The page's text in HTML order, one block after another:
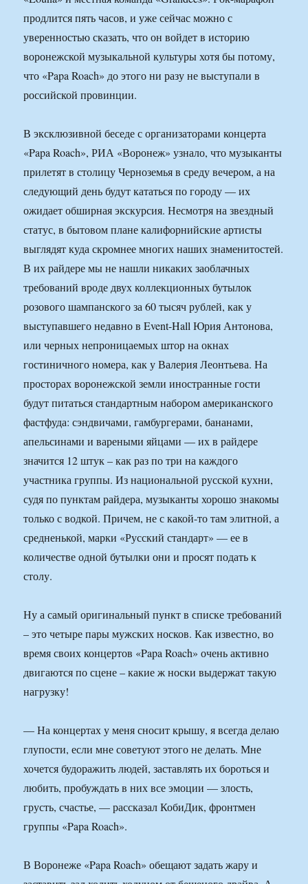
продлится пять часов, и уже сейчас можно с
уверенностью сказать, что он войдет в историю
воронежской музыкальной культуры хотя бы потому,
что «Papa Roach» до этого ни разу не выступали в
российской провинции.
В эксклюзивной беседе с организаторами концерта
«Papa Roach», РИА «Воронеж» узнало, что музыканты
прилетят в столицу Черноземья в среду вечером, а на
следующий день будут кататься по городу — их
ожидает обширная экскурсия. Несмотря на звездный
статус, в бытовом плане калифорнийские артисты
выглядят куда скромнее многих наших знаменитостей.
В их райдере мы не нашли никаких заоблачных
требований вроде двух коллекционных бутылок
розового шампанского за 60 тысяч рублей, как у
выступавшего недавно в Event-Hall Юрия Антонова,
или черных непроницаемых штор на окнах
гостиничного номера, как у Валерия Леонтьева. На
просторах воронежской земли иностранные гости
будут питаться стандартным набором американского
фастфуда: сэндвичами, гамбургерами, бананами,
апельсинами и вареными яйцами — их в райдере
значится 12 штук – как раз по три на каждого
участника группы. Из национальной русской кухни,
судя по пунктам райдера, музыканты хорошо знакомы
только с водкой. Причем, не с какой-то там элитной, а
средненькой, марки «Русский стандарт» — ее в
количестве одной бутылки они и просят подать к
столу.
Ну а самый оригинальный пункт в списке требований
– это четыре пары мужских носков. Как известно, во
время своих концертов «Papa Roach» очень активно
двигаются по сцене – какие ж носки выдержат такую
нагрузку!
— На концертах у меня сносит крышу, я всегда делаю
глупости, если мне советуют этого не делать. Мне
хочется будоражить людей, заставлять их бороться и
любить, пробуждать в них все эмоции — злость,
грусть, счастье, — рассказал КобиДик, фронтмен
группы «Papa Roach».
В Воронеже «Papa Roach» обещают задать жару и